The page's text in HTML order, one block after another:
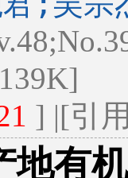
] |[引
地有